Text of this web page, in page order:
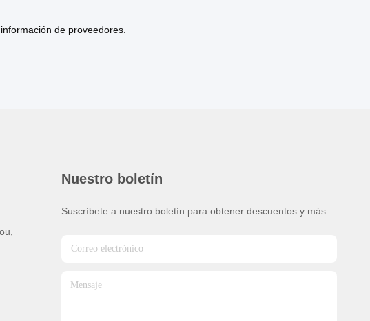
de proveedores.
Nuestro boletín
Suscríbete a nuestro boletín para obtener descuentos y más.